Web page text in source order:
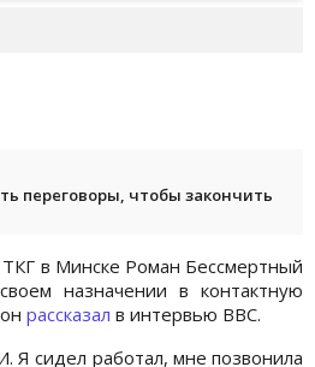
переговоры, чтобы закончить
в Минске Роман Бессмертный
назначении в контактную
рассказал в интервью BBC.
Я сидел работал, мне позвонила